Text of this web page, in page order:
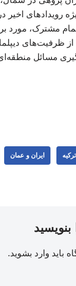
رویدادهای اخیر
مشترک، مورد
ظرفیت‌های
مسائل
ایران و عمان
بنویسید
باید وارد بشوید.